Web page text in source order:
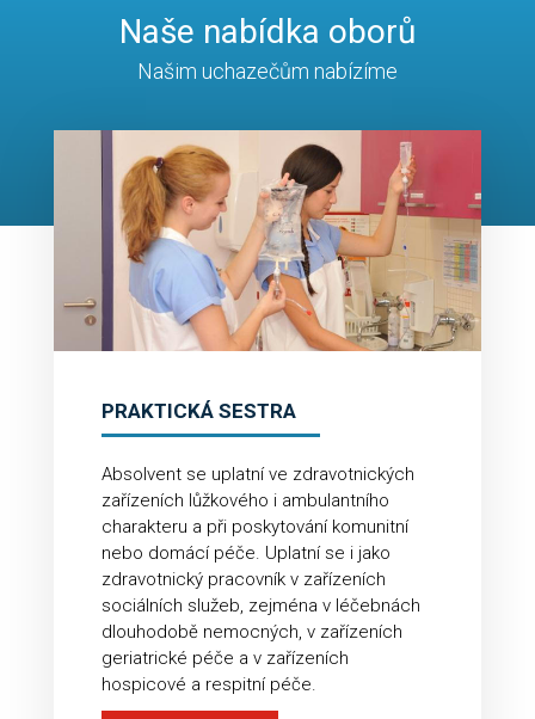
Naše nabídka oborů
Našim uchazečům nabízíme
PRAKTICKÁ SESTRA
Absolvent se uplatní ve zdravotnických
zařízeních lůžkového i ambulantního
charakteru a při poskytování komunitní
nebo domácí péče. Uplatní se i jako
zdravotnický pracovník v zařízeních
sociálních služeb, zejména v léčebnách
dlouhodobě nemocných, v zařízeních
geriatrické péče a v zařízeních
hospicové a respitní péče.